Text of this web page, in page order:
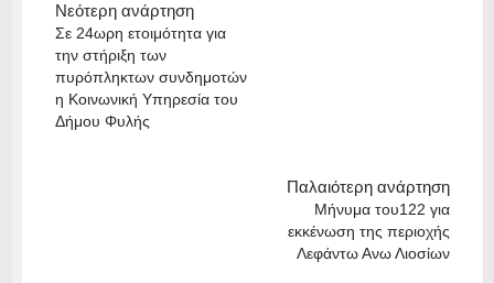
Νεότερη ανάρτηση
Σε 24ωρη ετοιμότητα για
την στήριξη των
πυρόπληκτων συνδημοτών
η Κοινωνική Υπηρεσία του
Δήμου Φυλής
Παλαιότερη ανάρτηση
Μήνυμα του122 για
εκκένωση της περιοχής
Λεφάντω Ανω Λιοσίων